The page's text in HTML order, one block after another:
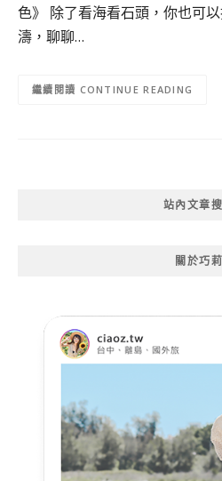
色》 除了看海看石頭，你也可
濤，聊聊…
CONTINUE READING
站內文章
關於巧莉